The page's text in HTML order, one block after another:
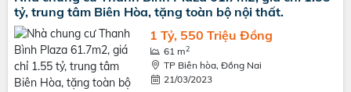
tỷ, trung tâm Biên Hòa, tặng toàn bộ nội thất.
1 Tỷ, 550 Triệu Đồng
61 m2
TP Biên hòa, Đồng Nai
21/03/2023